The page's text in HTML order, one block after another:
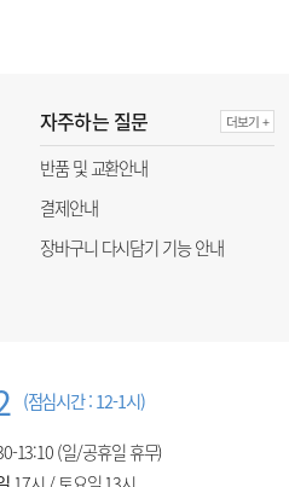
자주하는 질문 더보기 +
반품 및 교환안내
결제안내
장바구니 다시담기 기능 안내
(점심시간 : 12-1시)
13:10 (일/공휴일 휴무)